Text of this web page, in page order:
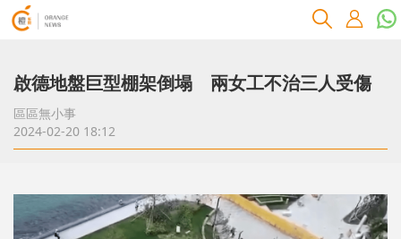
啟德地盤巨型棚架倒塌 兩女工不治三人受傷
區區無小事
2024-02-20 18:12